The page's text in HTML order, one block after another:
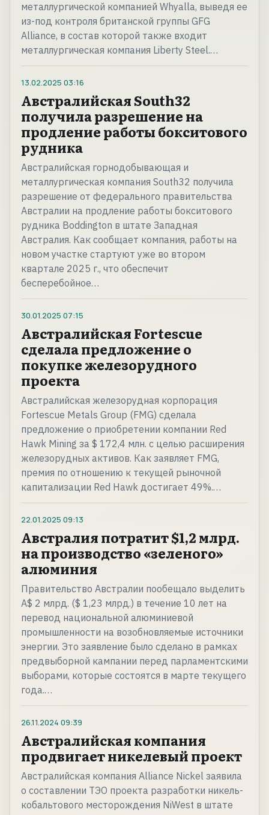
металлургической компанией Whyalla, выведя ее
из-под контроля британской группы GFG
Alliance, в состав которой также входит
металлургическая компания Liberty Steel.…
13.02.2025 03:16
Австралийская South32
получила разрешение на
продление работы бокситового
рудника
Австралийская горнодобывающая и
металлургическая компания South32 получила
разрешение от федерального правительства
Австралии на продление работы бокситового
рудника Boddington в штате Западная
Австралия. Как сообщает компания, работы на
новом участке стартуют уже во втором
квартале 2025 г., что обеспечит
бесперебойное…
30.01.2025 07:15
Австралийская Fortescue
сделала предложение о
покупке железорудного
проекта
Австралийская железорудная корпорация
Fortescue Metals Group (FMG) сделала
предложение о приобретении компании Red
Hawk Mining за $ 172,4 млн. с целью расширения
железорудных активов. Как заявляет FMG,
премия по отношению к текущей рыночной
капитализации Red Hawk достигает 49%.…
22.01.2025 09:13
Австралия потратит $1,2 млрд.
на производство «зеленого»
алюминия
Правительство Австралии пообещало выделить
A$ 2 млрд. ($ 1,23 млрд.) в течение 10 лет на
перевод национальной алюминиевой
промышленности на возобновляемые источники
энергии. Это заявление было сделано в рамках
предвыборной кампании перед парламентскими
выборами, которые состоятся в марте текущего
года.…
26.11.2024 09:39
Австралийская компания
продвигает никелевый проект
Австралийская компания Alliance Nickel заявила
о составлении ТЭО проекта разработки никель-
кобальтового месторождения NiWest в штате